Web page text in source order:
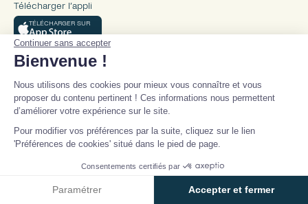
Télécharger l’appli
TÉLÉCHARGER SUR
TÉLECHARGER SUR
Mentions légales
Conditions générales d’utilisation
Politique de confidentialité
Continuer sans accepter
Bienvenue !
Nous utilisons des cookies pour mieux vous connaître et vous
proposer du contenu pertinent ! Ces informations nous permettent
d’améliorer votre expérience sur le site.
Pour modifier vos préférences par la suite, cliquez sur le lien
'Préférences de cookies' situé dans le pied de page.
Consentements certifiés par
Paramétrer Accepter et fermer